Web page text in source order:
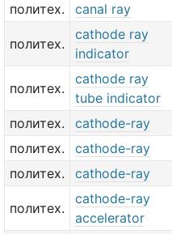
политех.
canal ray
политех.
cathode ray
indicator
политех.
cathode ray
tube indicator
политех.
cathode-ray
политех.
cathode-ray
политех.
cathode-ray
политех.
cathode-ray
accelerator